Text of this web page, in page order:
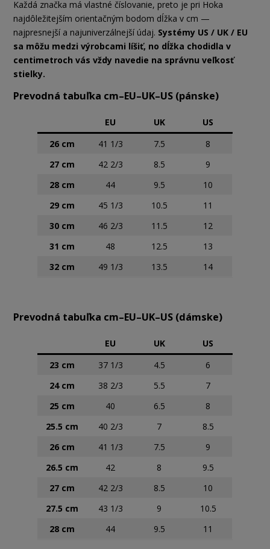
Každá značka má vlastné číslovanie, preto je pri Hoka
najdôležitejším orientačným bodom dĺžka v cm —
najpresnejší a najuniverzálnejší údaj. Systémy US / UK / EU
sa môžu medzi výrobcami líšiť, no dĺžka chodidla v
centimetroch vás vždy navedie na správnu veľkosť
stielky.
Prevodná tabuľka cm–EU–UK–US (pánske)
EU UK
US
26 cm
41 1/3 7.5
8
27 cm
42 2/3 8.5
9
28 cm
44 9.5
10
29 cm
45 1/3 10.5
11
30 cm
46 2/3 11.5
12
31 cm
48 12.5
13
32 cm
49 1/3 13.5 14
Prevodná tabuľka cm–EU–UK–US (dámske)
EU UK
US
23 cm
37 1/3 4.5
6
24 cm
38 2/3 5.5
7
25 cm
40 6.5
8
25.5 cm
40 2/3 7
8.5
26 cm
41 1/3 7.5
9
26.5 cm
42 8
9.5
27 cm
42 2/3 8.5
10
27.5 cm
43 1/3 9
10.5
28 cm
44 9.5 11